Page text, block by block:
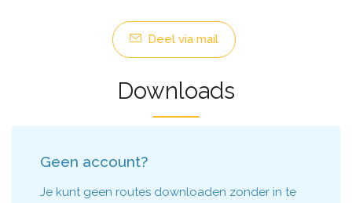
Deel via mail
Downloads
Geen account?
Je kunt geen routes downloaden zonder in te